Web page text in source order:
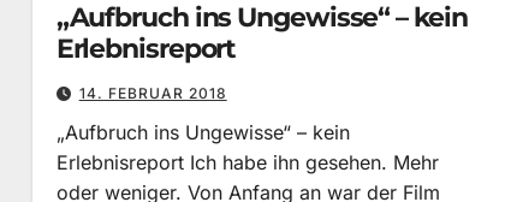
„Aufbruch ins Ungewisse“ – kein
Erlebnisreport
14. FEBRUAR 2018
„Aufbruch ins Ungewisse“ – kein
Erlebnisreport Ich habe ihn gesehen. Mehr
oder weniger. Von Anfang an war der Film